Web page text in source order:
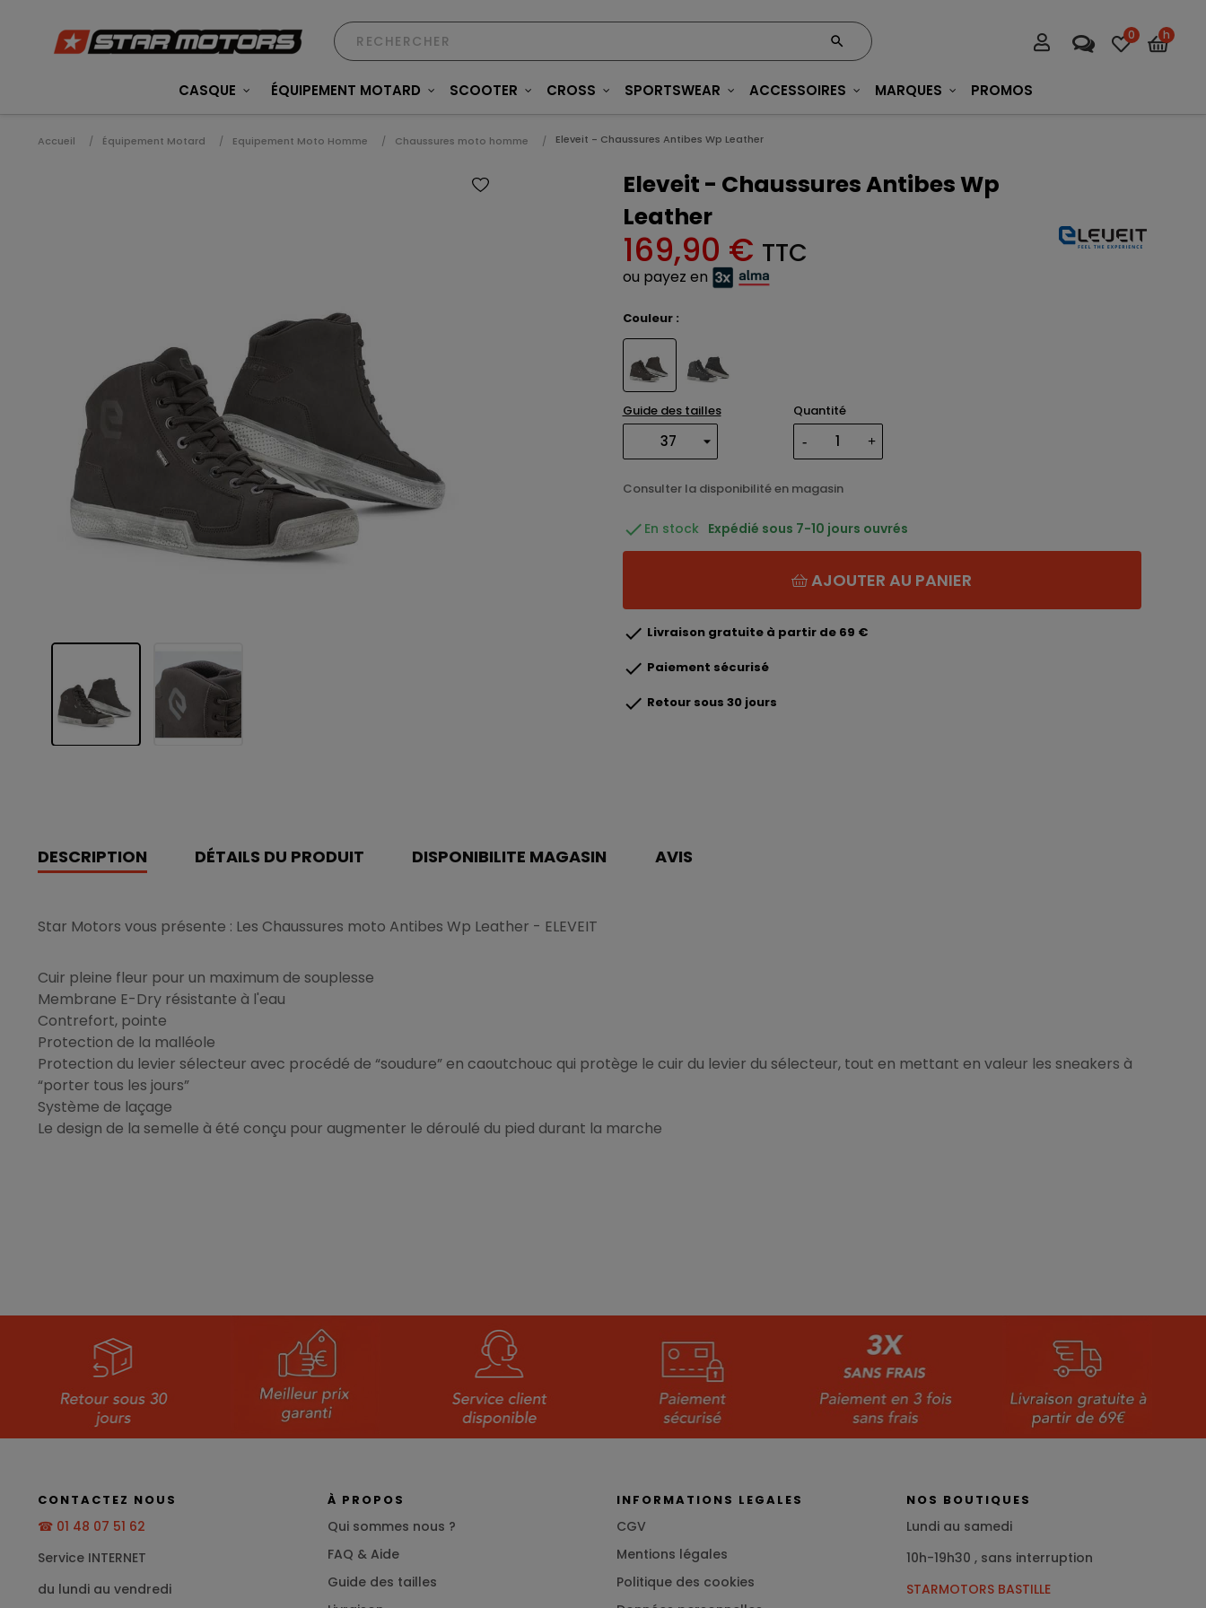
0 h
CASQUE ÉQUIPEMENT MOTARD SCOOTER CROSS SPORTSWEAR ACCESSOIRES MARQUES PROMOS
Accueil Équipement Motard Equipement Moto Homme Chaussures moto homme Eleveit - Chaussures Antibes Wp Leather
Eleveit - Chaussures Antibes Wp
Leather
169,90 € TTC
ou payez en
Couleur :
Guide des tailles Quantité
Consulter la disponibilité en magasin
 En stock Expédié sous 7-10 jours ouvrés
AJOUTER AU PANIER
 Livraison gratuite à partir de 69 €
 Paiement sécurisé
 Retour sous 30 jours
DESCRIPTION DÉTAILS DU PRODUIT DISPONIBILITE MAGASIN AVIS
Star Motors vous présente : Les Chaussures moto Antibes Wp Leather - ELEVEIT
Cuir pleine fleur pour un maximum de souplesse
Membrane E-Dry résistante à l'eau
Contrefort, pointe
Protection de la malléole
Protection du levier sélecteur avec procédé de “soudure” en caoutchouc qui protège le cuir du levier du sélecteur, tout en mettant en valeur les sneakers à
“porter tous les jours”
Système de laçage
Le design de la semelle à été conçu pour augmenter le déroulé du pied durant la marche
CONTACTEZ NOUS
☎ 01 48 07 51 62
Service INTERNET
du lundi au vendredi
À PROPOS
Qui sommes nous ?
FAQ & Aide
Guide des tailles
INFORMATIONS LEGALES
CGV
Mentions légales
Politique des cookies
NOS BOUTIQUES
Lundi au samedi
10h-19h30 , sans interruption
STARMOTORS BASTILLE